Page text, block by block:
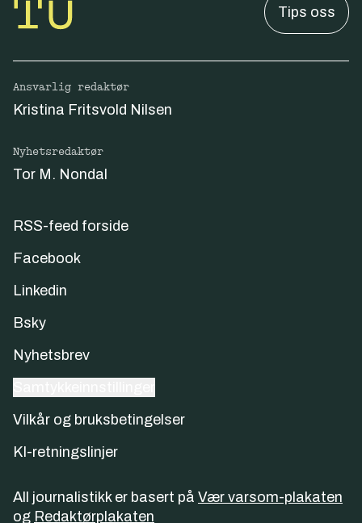
Tips oss
Ansvarlig redaktør
Kristina Fritsvold Nilsen
Nyhetsredaktør
Tor M. Nondal
RSS-feed forside
Facebook
Linkedin
Bsky
Nyhetsbrev
Vilkår og bruksbetingelser
KI-retningslinjer
All journalistikk er basert på Vær varsom-plakaten
og Redaktørplakaten